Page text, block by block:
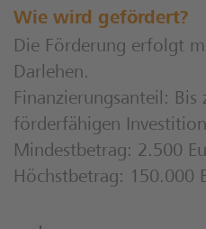
Wie wird gefördert?
Die Förderung erfolgt
Darlehen.
Finanzierungsanteil: Bis
förderfähigen
Mindestbetrag: 2.500
Höchstbetrag: 150.000